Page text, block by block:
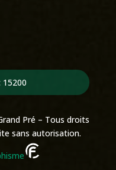
15200
Pré – Tous droits
sans autorisation.